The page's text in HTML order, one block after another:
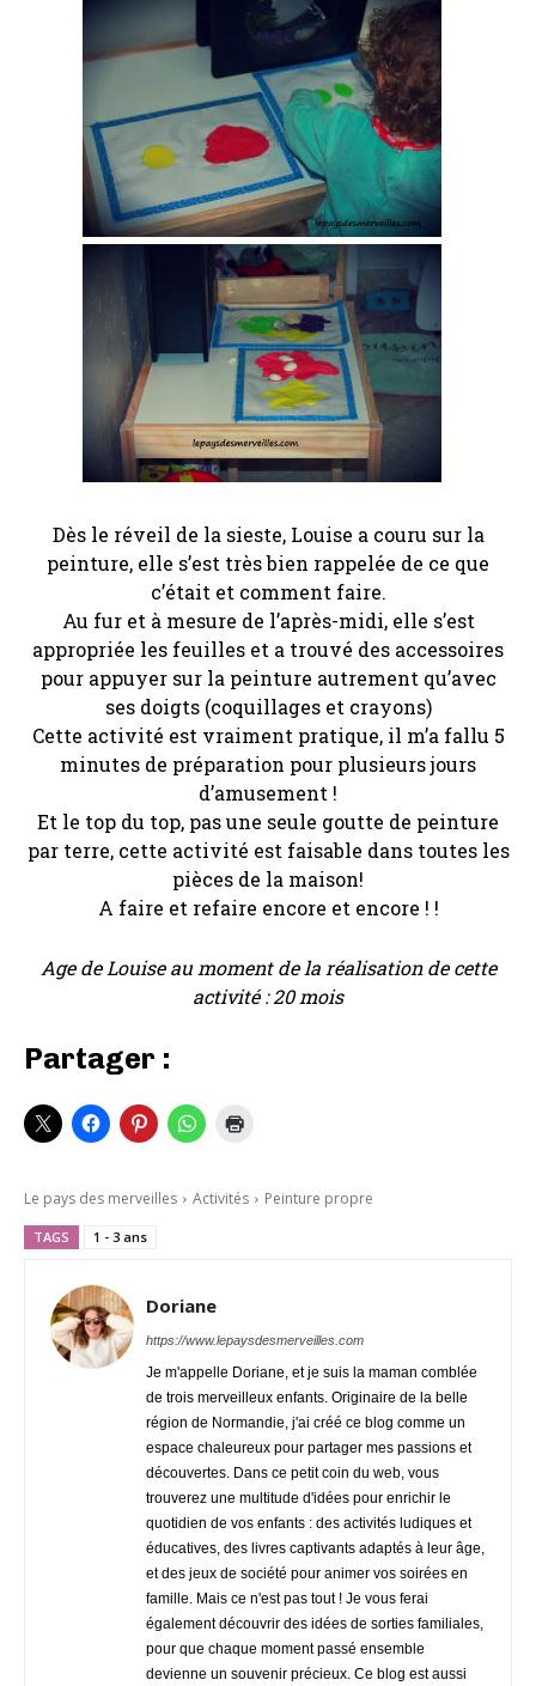
Dès le réveil de la sieste, Louise a couru sur la
peinture, elle s’est très bien rappelée de ce que
c’était et comment faire.
Au fur et à mesure de l’après-midi, elle s’est
appropriée les feuilles et a trouvé des accessoires
pour appuyer sur la peinture autrement qu’avec
ses doigts (coquillages et crayons)
Cette activité est vraiment pratique, il m’a fallu 5
minutes de préparation pour plusieurs jours
d’amusement !
Et le top du top, pas une seule goutte de peinture
par terre, cette activité est faisable dans toutes les
pièces de la maison!
A faire et refaire encore et encore ! !
Age de Louise au moment de la réalisation de cette
activité : 20 mois
Partager :
Le pays des merveilles Activités Peinture propre
TAGS 1 - 3 ans
Doriane
https://www.lepaysdesmerveilles.com
Je m'appelle Doriane, et je suis la maman comblée
de trois merveilleux enfants. Originaire de la belle
région de Normandie, j'ai créé ce blog comme un
espace chaleureux pour partager mes passions et
découvertes. Dans ce petit coin du web, vous
trouverez une multitude d'idées pour enrichir le
quotidien de vos enfants : des activités ludiques et
éducatives, des livres captivants adaptés à leur âge,
et des jeux de société pour animer vos soirées en
famille. Mais ce n'est pas tout ! Je vous ferai
également découvrir des idées de sorties familiales,
pour que chaque moment passé ensemble
devienne un souvenir précieux. Ce blog est aussi